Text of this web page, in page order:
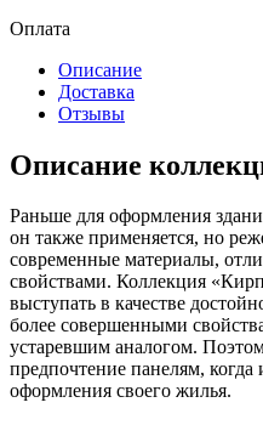
Оплата
Описание
Доставка
Отзывы
Описание
Раньше для оформления
он также применяется, но
современные материалы,
свойствами. Коллекция
выступать в качестве
более совершенными
устаревшим аналогом.
предпочтение панелям,
оформления своего жилья.